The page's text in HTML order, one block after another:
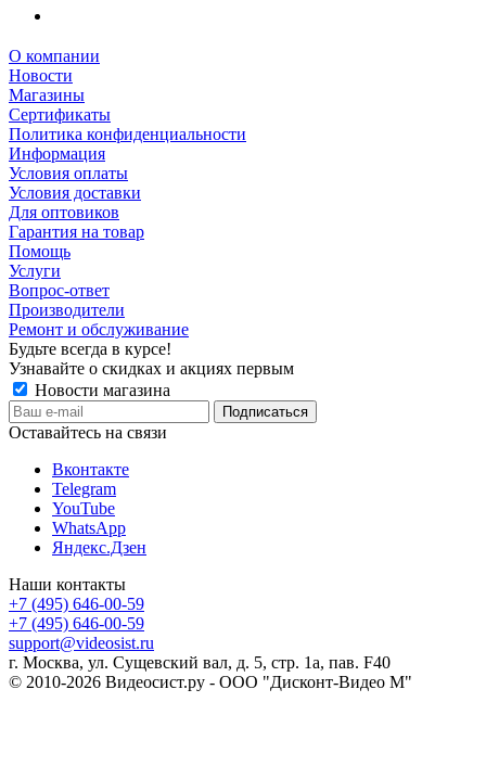
О компании
Новости
Магазины
Сертификаты
Политика конфиденциальности
Информация
Условия оплаты
Условия доставки
Для оптовиков
Гарантия на товар
Помощь
Услуги
Вопрос-ответ
Производители
Ремонт и обслуживание
Будьте всегда в курсе!
Узнавайте о скидках и акциях первым
Новости магазина
Оставайтесь на связи
Вконтакте
Telegram
YouTube
WhatsApp
Яндекс.Дзен
Наши контакты
+7 (495) 646-00-59
+7 (495) 646-00-59
support@videosist.ru
г. Москва, ул. Сущевский вал, д. 5, стр. 1а, пав. F40
© 2010-2026 Видеосист.ру - ООО "Дисконт-Видео М"